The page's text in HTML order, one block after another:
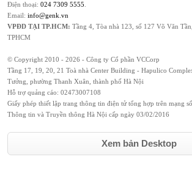
Điện thoại: 024 7309 5555
Email: info@genk.vn
VPĐD TẠI TP.HCM: Tầng 4, Tòa nhà 123, số 127 Võ Văn
TPHCM
© Copyright 2010 - 2026 - Công ty Cổ phần VCCorp
Tầng 17, 19, 20, 21 Toà nhà Center Building - Hapulico
Tưởng, phường Thanh Xuân, thành phố Hà Nội
Hỗ trợ quảng cáo: 02473007108
Giấy phép thiết lập trang thông tin điện tử tổng hợp trên mạng
Thông tin và Truyền thông Hà Nội cấp ngày 03/02/2016
Xem bản Desktop